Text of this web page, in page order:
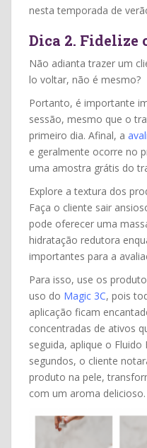
nesta temporada de
Dica 2. Fidelize
Não adianta trazer um
lo voltar, não é mesmo?
Portanto, é importante
sessão, mesmo que o
primeiro dia. Afinal, a
e geralmente ocorre no
uma amostra grátis do
Explore a textura dos
Faça o cliente sair
pode oferecer uma
hidratação redutora
importantes para a
Para isso, use os
uso do Magic 3C, pois
aplicação ficam
concentradas de ativos
seguida, aplique o
segundos, o cliente
produto na pele,
com um aroma delicioso.